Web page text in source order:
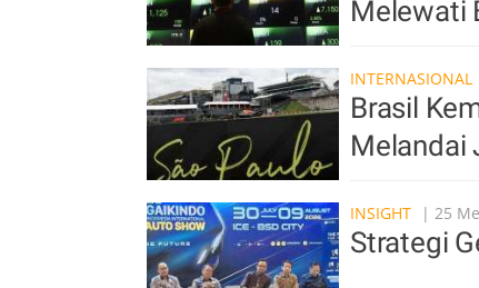
Melewati
INTERNASIONAL
Brasil
Melandai
INSIGHT | 25
Strategi